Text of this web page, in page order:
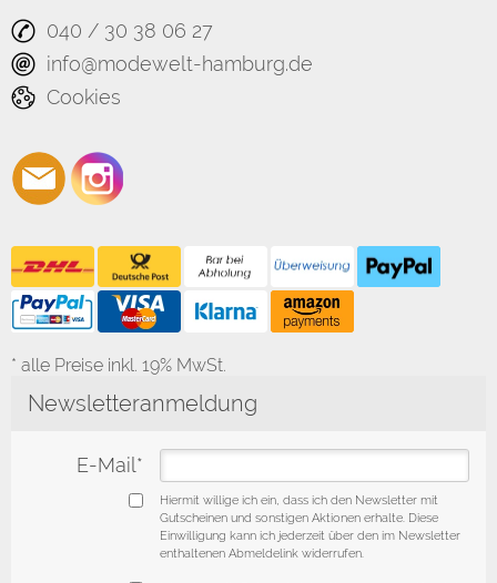
040 / 30 38 06 27
info@modewelt-hamburg.de
Cookies
* alle Preise inkl. 19% MwSt.